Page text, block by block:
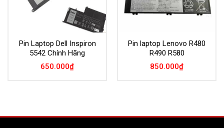
Pin Laptop Dell Inspiron
5542 Chính Hãng
650.000₫
Pin laptop Lenovo R480
R490 R580
850.000₫